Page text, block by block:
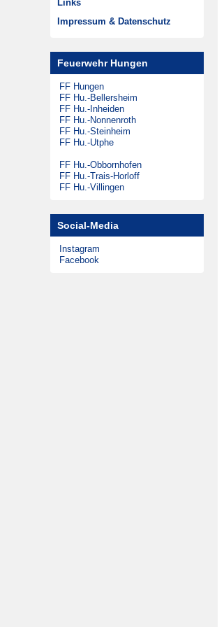
Musikzug
Steinheimer Tag
Förderkreis
Zeitungsarchiv
Links
Impressum & Datenschutz
Feuerwehr Hungen
FF Hungen
FF Hu.-Bellersheim
FF Hu.-Inheiden
FF Hu.-Nonnenroth
FF Hu.-Steinheim
FF Hu.-Utphe
FF Hu.-Obbornhofen
FF Hu.-Trais-Horloff
FF Hu.-Villingen
Social-Media
Instagram
Facebook